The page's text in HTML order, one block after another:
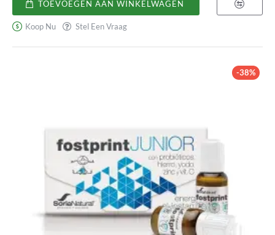
Propóleo
Fórmula
XXI
TOEVOEGEN AAN WINKELWAGEN
Koop Nu Stel Een Vraag
-38%